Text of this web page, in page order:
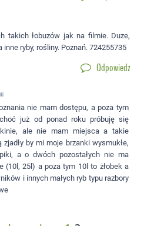
takich łobuzów jak na filmie. Duze,
ryby, rośliny. Poznań. 724255735
Odpowiedz
nie mam dostępu, a poza tym
już od ponad roku próbuję się
ale nie mam miejsca a takie
by mi moje brzanki wysmukłe,
a o dwóch pozostałych nie ma
(10l, 25l) a poza tym 10l to żłobek a
i innych małych ryb typu razbory